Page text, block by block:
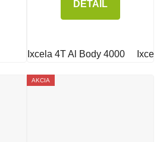
DETAIL
Ixcela 4T Al Body 4000
AKCIA